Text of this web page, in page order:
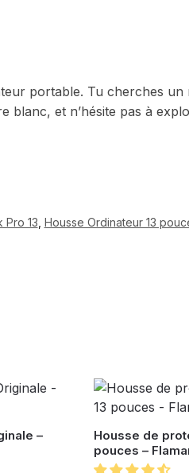
portable. Tu cherches un
blanc, et n’hésite pas à
Pro 13 Housse Ordinateur 13
–
Housse de
pouces –